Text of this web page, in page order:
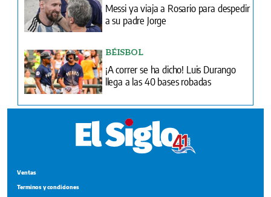
Messi ya viaja a Rosario para despedir
a su padre Jorge
BÉISBOL
¡A correr se ha dicho! Luis Durango
llega a las 40 bases robadas
Ventas
Terminos y condiciones